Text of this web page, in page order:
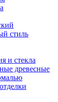
стиль
и стекла
древесные